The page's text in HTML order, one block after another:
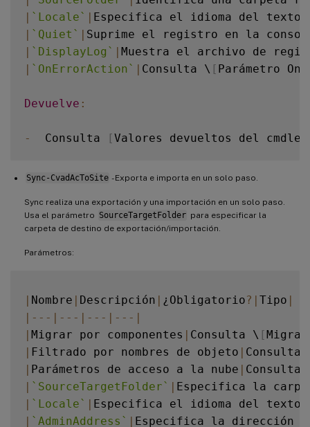
| ` Locale` | Especifica el idioma del texto
| ` Quiet ` | Suprime el registro en la
| ` DisplayLog ` | Muestra el archivo de
| ` OnErrorAction` | Consulta \ [ Parámetro
Devuelve :
-
  Consulta
[Valores devueltos del cmdlet
Sync-CvadAcToSite - Exporta e importa en un solo paso.
Sync realiza una exportación y una importación en un solo paso.
Usa el parámetro SourceTargetFolder para especificar la
carpeta de destino de exportación/importación.
Parámetros:
| Nombre | Descripción | ¿Obligatorio? | Tipo |
| -- - | -- - | -- - | -- - |
| Migrar por componentes | Consulta \ [Migrar
| Filtrado por nombres de objeto | Consulta
| Parámetros de acceso a la nube | Consulta
| ` SourceTargetFolder` | Especifica la
| ` Locale` | Especifica el idioma del texto
| ` AdminAddress ` | Especifica la dirección